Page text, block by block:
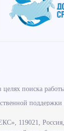
целях поиска
поддержки
работодателей
119021,